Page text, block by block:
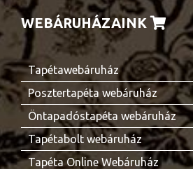
WEBÁRUHÁZAINK
Tapétawebáruház
Posztertapéta webáruház
Öntapadóstapéta webáruház
Tapétabolt webáruház
Tapéta Online Webáruház